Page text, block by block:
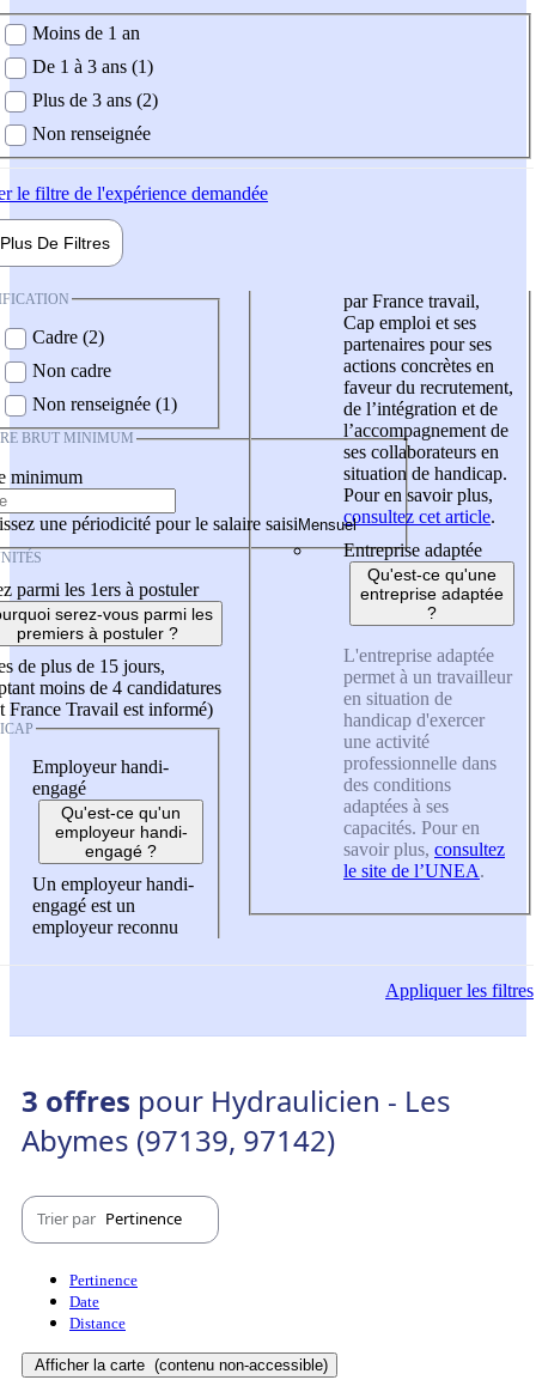
demandée
Moins de 1 an
De 1 à 3 ans (1)
Plus de 3 ans (2)
Non renseignée
le filtre de l'expérience demandée
Plus De Filtres
Cadre (2)
Non cadre
Non renseignée (1)
BRUT MINIMUM
minimum
une périodicité pour le salaire saisi
parmi les 1ers à postuler
serez-vous parmi les
premiers à postuler ?
de plus de 15 jours,
moins de 4 candidatures
France Travail est informé)
Employeur handi-
engagé
Qu'est-ce qu'un
employeur handi-
engagé ?
Un employeur handi-
engagé est un
employeur reconnu
par France travail,
Cap emploi et ses
partenaires pour ses
actions concrètes en
faveur du recrutement,
de l’intégration et de
l’accompagnement de
ses collaborateurs en
situation de handicap.
Pour en savoir plus,
consultez cet article.
Entreprise adaptée
Qu'est-ce qu'une
entreprise adaptée
?
L'entreprise adaptée
permet à un travailleur
en situation de
handicap d'exercer
une activité
professionnelle dans
des conditions
adaptées à ses
capacités. Pour en
savoir plus, consultez
le site de l’UNEA.
Appliquerles filtres
3 offres pour Hydraulicien - Les
Abymes (97139, 97142)
Trier par Pertinence
Pertinence
Date
Distance
Afficher la carte (contenu non-accessible)